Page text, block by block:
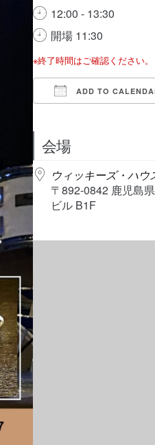
12:00 - 13:30
開場 11:30
※終了時間はご確認ください。
ADD TO
会場
ウィッキーズ・ハウ
〒892-0842 鹿児島
ビル B1F